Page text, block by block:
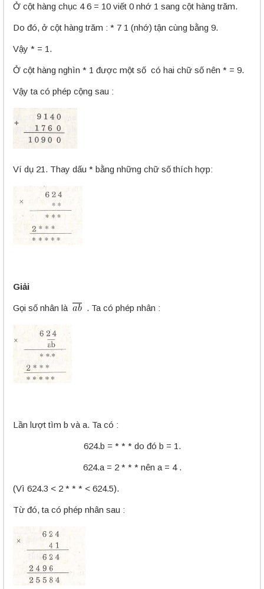
Ở cột hàng chục 4 6 = 10 viết 0 nhớ 1 sang cột hàng trăm.
Do đó, ở cột hàng trăm : * 7 1 (nhớ) tận cùng bằng 9.
Vậy * = 1.
Ở cột hàng nghìn * 1 được một số có hai chữ số nên * = 9.
Vậy ta có phép cộng sau :
Ví dụ 21. Thay dấu * bằng những chữ số thích hợp:
Giải
Gọi số nhân là . Ta có phép nhân :
Lần lượt tìm b và a. Ta có :
624.b = * * * do đó b = 1.
624.a = 2 * * * nên a = 4 .
(Vì 624.3 < 2 * * * < 624.5).
Từ đó, ta có phép nhân sau :